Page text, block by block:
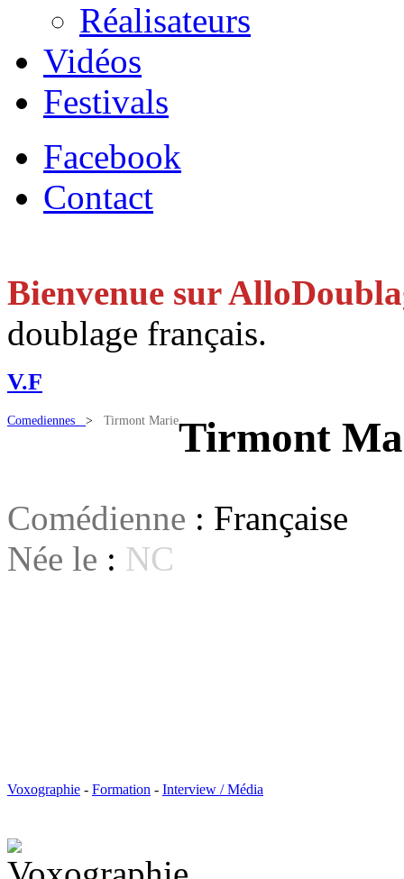
Réalisateurs
Vidéos
Festivals
Facebook
Contact
Bienvenue sur
doublage français.
V.F
Comediennes > Tirmont MarieTirmont
Comédienne : Française
Née le : NC
Voxographie - Formation - Interview / Média